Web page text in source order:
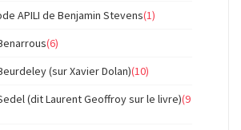
APILI de Benjamin Stevens(1)
(6)
(sur Xavier Dolan)(10)
(dit Laurent Geoffroy sur le livre)(9